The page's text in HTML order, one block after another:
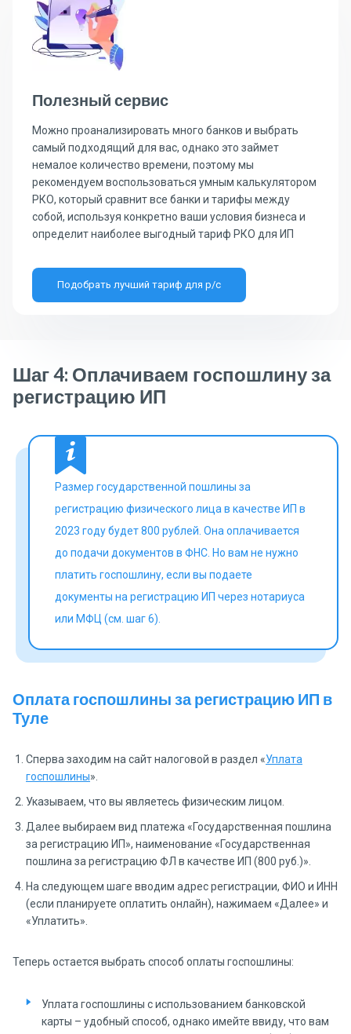
Полезный сервис
Можно проанализировать много банков и выбрать
самый подходящий для вас, однако это займет
немалое количество времени, поэтому мы
рекомендуем воспользоваться умным калькулятором
РКО, который сравнит все банки и тарифы между
собой, используя конкретно ваши условия бизнеса и
определит наиболее выгодный тариф РКО для ИП
Подобрать лучший тариф для р/с
Шаг 4: Оплачиваем госпошлину за
регистрацию ИП
Размер государственной пошлины за
регистрацию физического лица в качестве ИП в
2023 году будет 800 рублей. Она оплачивается
до подачи документов в ФНС. Но вам не нужно
платить госпошлину, если вы подаете
документы на регистрацию ИП через нотариуса
или МФЦ (см. шаг 6).
Оплата госпошлины за регистрацию ИП в
Туле
Сперва заходим на сайт налоговой в раздел «Уплата
госпошлины».
Указываем, что вы являетесь физическим лицом.
Далее выбираем вид платежа «Государственная пошлина
за регистрацию ИП», наименование «Государственная
пошлина за регистрацию ФЛ в качестве ИП (800 руб.)».
На следующем шаге вводим адрес регистрации, ФИО и ИНН
(если планируете оплатить онлайн), нажимаем «Далее» и
«Уплатить».
Теперь остается выбрать способ оплаты госпошлины:
Уплата госпошлины с использованием банковской
карты – удобный способ, однако имейте ввиду, что вам